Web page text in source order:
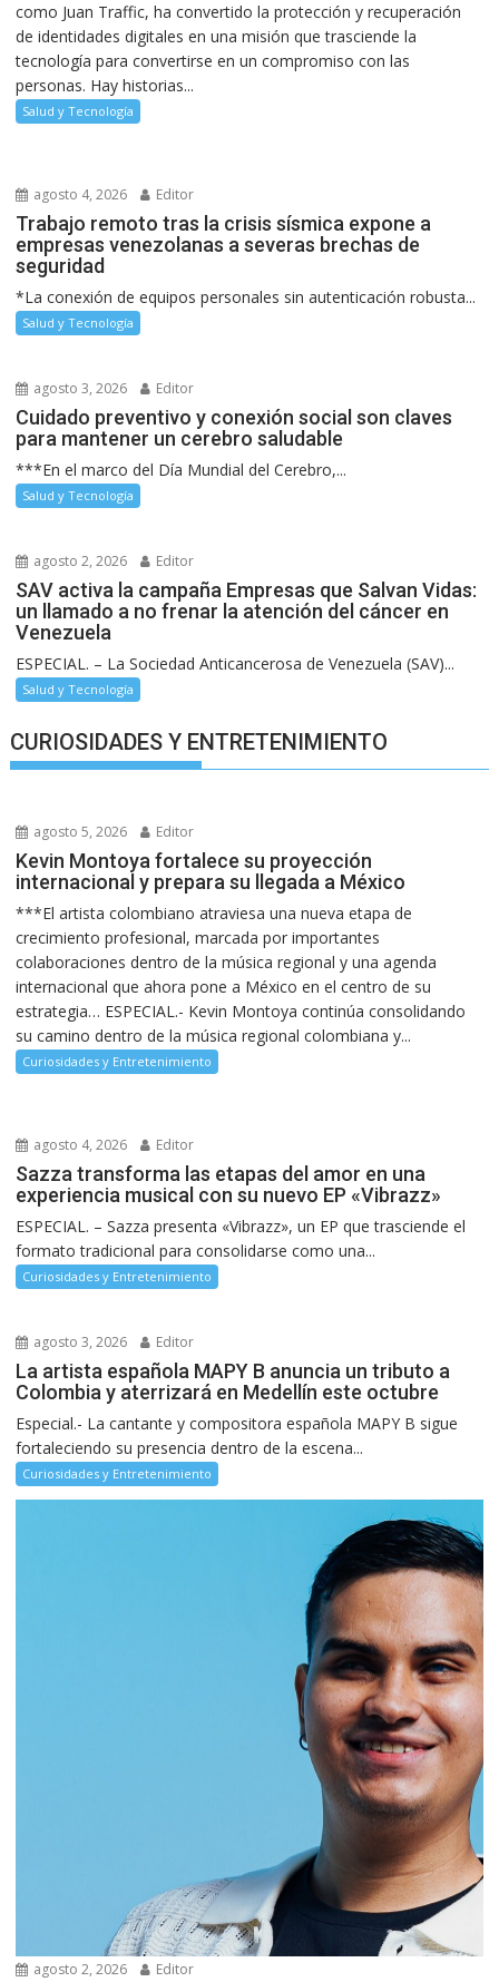
como Juan Traffic, ha convertido la protección y recuperación
de identidades digitales en una misión que trasciende la
tecnología para convertirse en un compromiso con las
personas. Hay historias...
Salud y Tecnología
agosto 4, 2026 Editor
Trabajo remoto tras la crisis sísmica expone a
empresas venezolanas a severas brechas de
seguridad
*La conexión de equipos personales sin autenticación robusta...
Salud y Tecnología
agosto 3, 2026 Editor
Cuidado preventivo y conexión social son claves
para mantener un cerebro saludable
***En el marco del Día Mundial del Cerebro,...
Salud y Tecnología
agosto 2, 2026 Editor
SAV activa la campaña Empresas que Salvan Vidas:
un llamado a no frenar la atención del cáncer en
Venezuela
ESPECIAL. – La Sociedad Anticancerosa de Venezuela (SAV)...
Salud y Tecnología
CURIOSIDADES Y ENTRETENIMIENTO
agosto 5, 2026 Editor
Kevin Montoya fortalece su proyección
internacional y prepara su llegada a México
***El artista colombiano atraviesa una nueva etapa de
crecimiento profesional, marcada por importantes
colaboraciones dentro de la música regional y una agenda
internacional que ahora pone a México en el centro de su
estrategia… ESPECIAL.- Kevin Montoya continúa consolidando
su camino dentro de la música regional colombiana y...
Curiosidades y Entretenimiento
agosto 4, 2026 Editor
Sazza transforma las etapas del amor en una
experiencia musical con su nuevo EP «Vibrazz»
ESPECIAL. – Sazza presenta «Vibrazz», un EP que trasciende el
formato tradicional para consolidarse como una...
Curiosidades y Entretenimiento
agosto 3, 2026 Editor
La artista española MAPY B anuncia un tributo a
Colombia y aterrizará en Medellín este octubre
Especial.- La cantante y compositora española MAPY B sigue
fortaleciendo su presencia dentro de la escena...
Curiosidades y Entretenimiento
agosto 2, 2026 Editor